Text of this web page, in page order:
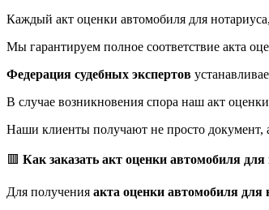
Каждый акт оценки автомобиля для
Мы гарантируем полное соответствие акта
Федерация судебных экспертов
В случае возникновения спора наш акт
Наши клиенты получают не просто документ,
🟥 Как заказать акт оценки автомобиля
Для получения акта оценки автомобиля для